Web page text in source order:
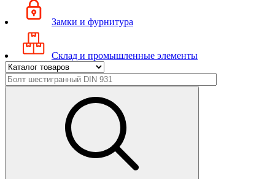
Замки и фурнитура
Склад и промышленные элементы